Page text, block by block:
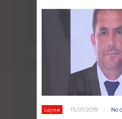
Lajme 15/01/2019 - No